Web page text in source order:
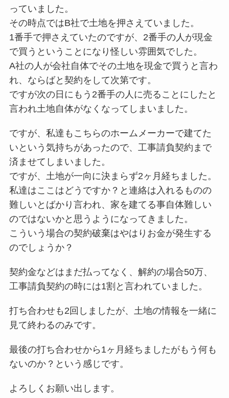
っていました。
その時点ではB社で土地を押さえていました。
1番手で押さえていたのですが、2番手の人が現金
で買うということになり怪しい雰囲気でした。
A社の人が会社自体でその土地を現金で買うと言わ
れ、ならばと契約をして次第です。
ですが次の日にもう2番手の人に売ることにしたと
言われ土地自体がなくなってしまいました。
ですが、私達もこちらのホームメーカーで建てた
いという気持ちがあったので、工事請負契約まで
済ませてしまいました。
ですが、土地が一向に決まらず2ヶ月経ちました。
私達はここはどうですか？と連絡は入れるものの
難しいとばかり言われ、家を建てる事自体難しい
のではないかと思うようになってきました。
こういう場合の契約破棄はやはりお金が発生する
のでしょうか？
契約金などはまだ払ってなく、解約の場合50万、
工事請負契約の時には1割と言われていました。
打ち合わせも2回しましたが、土地の情報を一緒に
見て終わるのみです。
最後の打ち合わせから1ヶ月経ちましたがもう何も
ないのか？という感じです。
よろしくお願い出します。